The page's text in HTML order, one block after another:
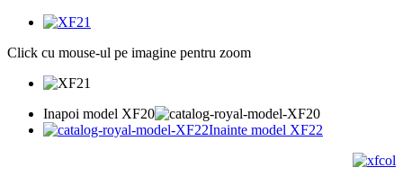
Click cu mouse-ul pe imagine pentru zoom
Inapoi model XF20
Inainte model XF22